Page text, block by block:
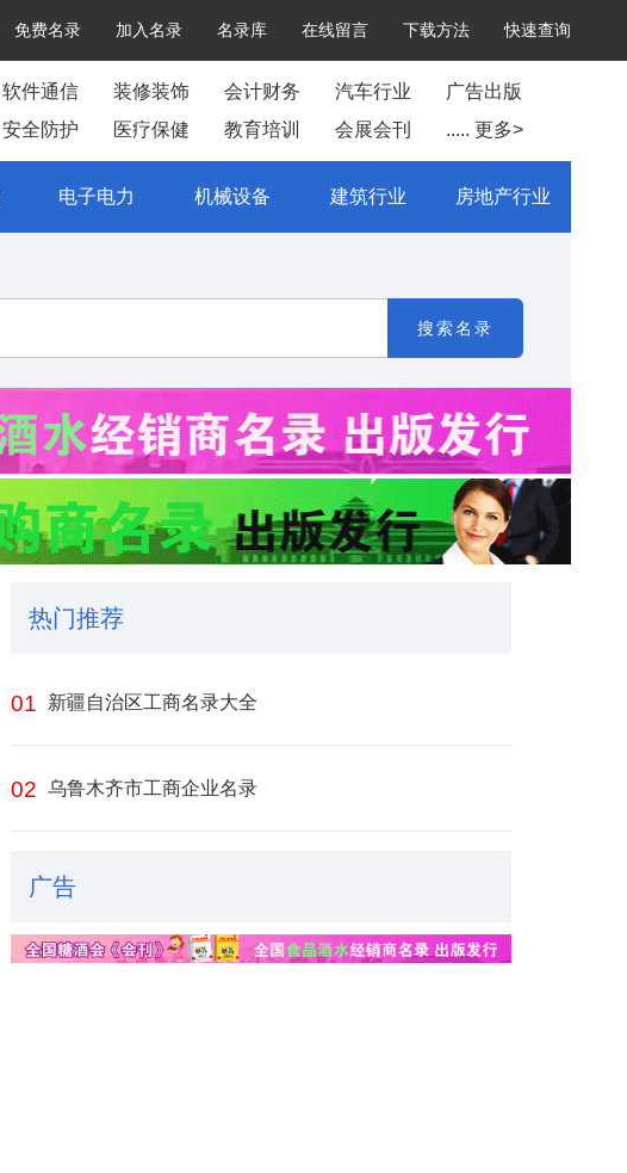
免费名录 加入名录 名录库 在线留言 下载方法 快速查询
软件通信 装修装饰 会计财务 汽车行业
广告出版
安全防护 医疗保健 教育培训 会展会刊 ..... 更多>
电子电力 机械设备 建筑行业 房地产行业
搜索名录
热门推荐
01 新疆自治区工商名录大全
02 乌鲁木齐市工商企业名录
广告